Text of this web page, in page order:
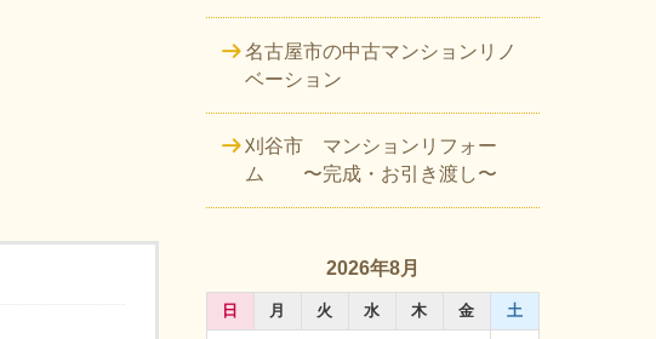
名古屋市の中古マンションリノ
ベーション
刈谷市 マンションリフォー
ム 〜完成・お引き渡し〜
2026年8月
日 月 火 水 木 金 土